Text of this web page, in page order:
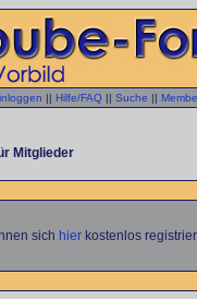
|| Hilfe/FAQ || Suche ||
Mitglieder
sich hier kostenlos